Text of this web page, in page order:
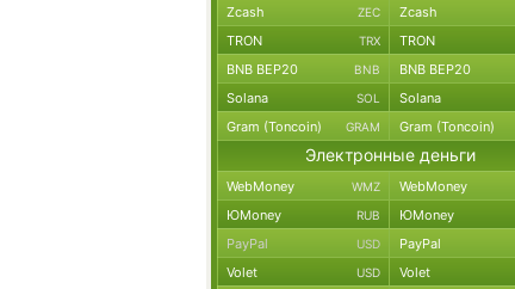
Zcash ZEC Zcash
TRON TRX TRON
BNB BEP20 BNB BNB BEP20
Solana SOL Solana
Gram (Toncoin) GRAM Gram (Toncoin)
Электронные деньги
WebMoney WMZ WebMoney
ЮMoney RUB ЮMoney
PayPal USD PayPal
Volet USD Volet